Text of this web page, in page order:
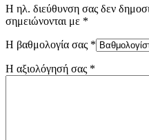
Η ηλ. διεύθυνση σας δεν
σημειώνονται με *
Η βαθμολογία σας *
Η αξιολόγησή σας *